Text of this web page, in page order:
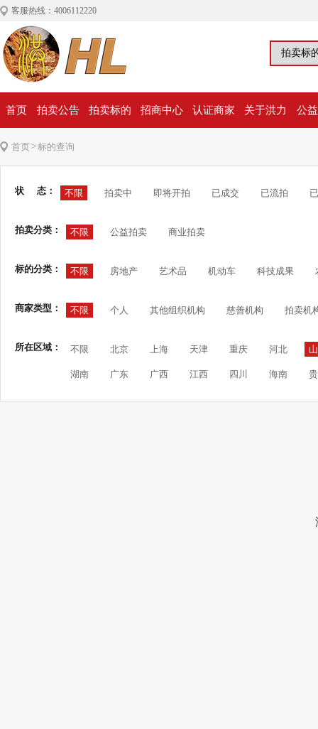
客服热线：4006112220
首页 拍卖公告 拍卖标的 招商中心 认证商家 关于洪力 公
首页>标的查询
状 态： 不限 拍卖中 即将开拍 已成交 已流拍
拍卖分类： 不限 公益拍卖 商业拍卖
标的分类： 不限 房地产 艺术品 机动车 科技成果
商家类型： 不限 个人 其他组织机构 慈善机构 拍卖机
所在区域： 不限 北京 上海 天津 重庆 河北
湖南 广东 广西 江西 四川 海南